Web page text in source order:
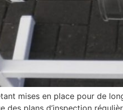
mises en place pour de